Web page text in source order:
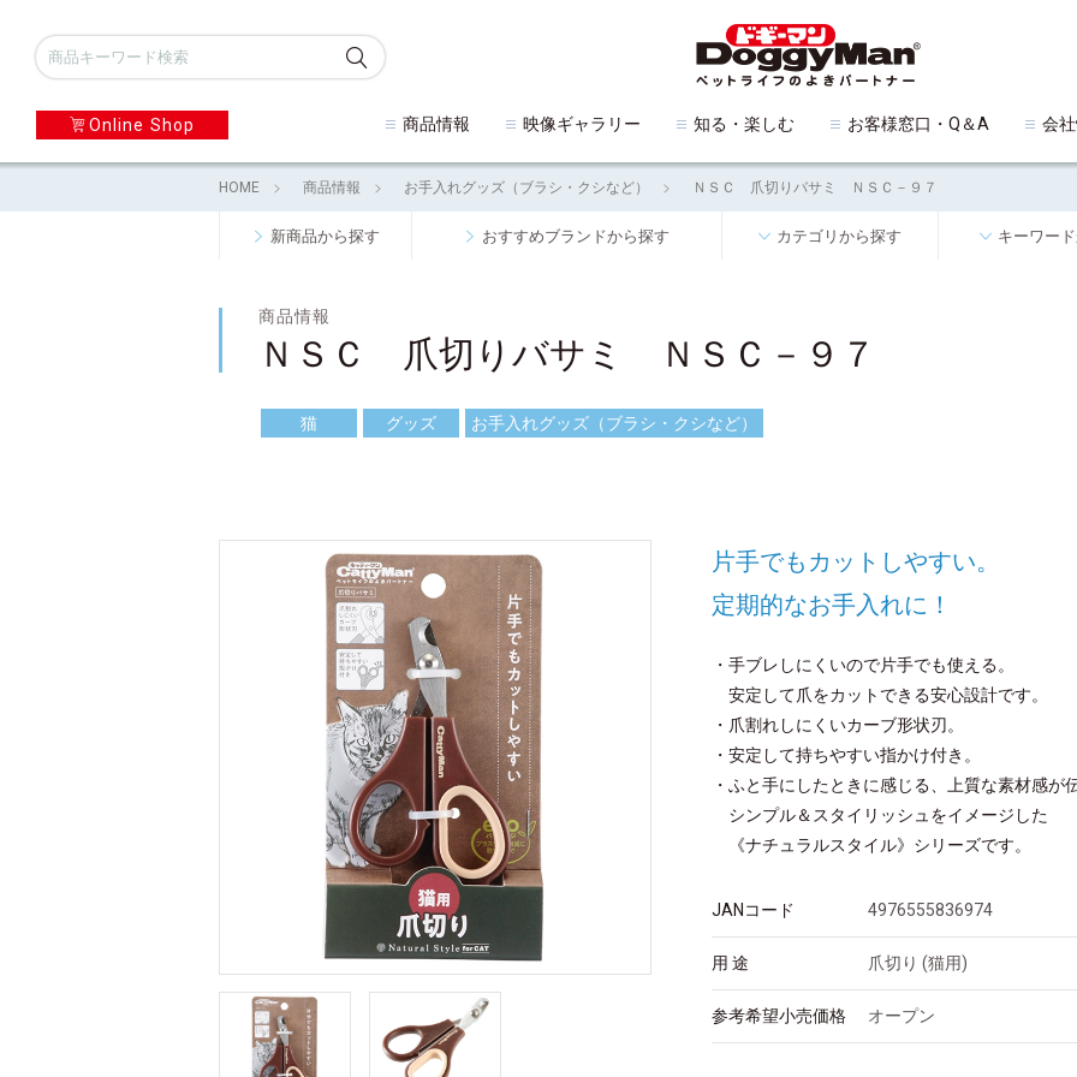
Online Shop 商品情報 映像ギャラリー 知る・楽しむ お客様窓口・Q＆A 会
HOME 商品情報 お手入れグッズ（ブラシ・クシなど） ＮＳＣ 爪切りバサミ ＮＳＣ－９７
新商品から探す おすすめブランドから探す カテゴリから探す キーワー
商品情報
ＮＳＣ 爪切りバサミ ＮＳＣ－９７
猫 グッズ お手入れグッズ（ブラシ・クシなど）
片手でもカットしやすい。
定期的なお手入れに！
・手ブレしにくいので片手でも使える。
安定して爪をカットできる安心設計です。
・爪割れしにくいカーブ形状刃。
・安定して持ちやすい指かけ付き。
・ふと手にしたときに感じる、上質な素材感が
シンプル＆スタイリッシュをイメージした
《ナチュラルスタイル》シリーズです。
JANコード 4976555836974
用 途 爪切り (猫用)
参考希望小売価格 オープン